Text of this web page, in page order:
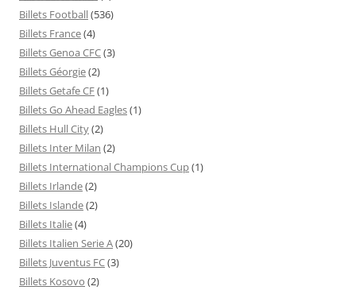
Billets Football(536)
Billets France(4)
Billets Genoa CFC(3)
Billets Géorgie(2)
Billets Getafe CF(1)
Billets Go Ahead Eagles(1)
Billets Hull City(2)
Billets Inter Milan (2)
Billets International Champions Cup(1)
Billets Irlande(2)
Billets Islande(2)
Billets Italie(4)
Billets Italien Serie A(20)
Billets Juventus FC(3)
Billets Kosovo (2)